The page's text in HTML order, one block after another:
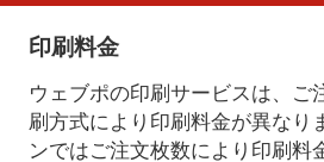
印刷料金
ウェブポの印刷サービスは、ご
刷方式により印刷料金が異なり
ンではご注文枚数により印刷料